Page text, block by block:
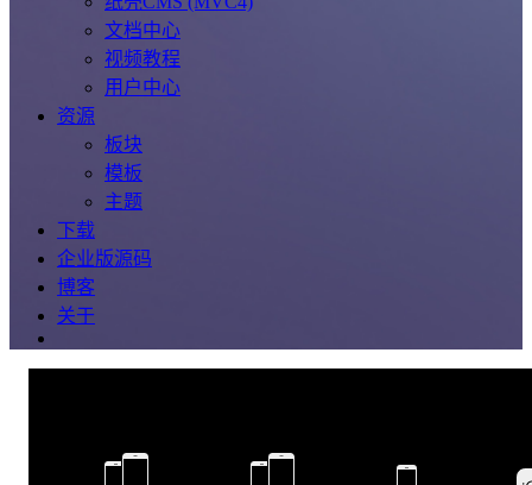
文档中心
视频教程
用户中心
资源
板块
模板
主题
下载
企业版源码
博客
关于